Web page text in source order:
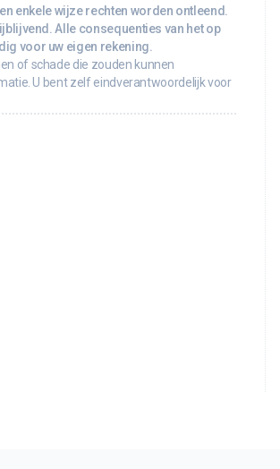
enkele wijze rechten worden ontleend.
Alle consequenties van het op
voor uw eigen rekening.
of schade die zouden kunnen
U bent zelf eindverantwoordelijk voor